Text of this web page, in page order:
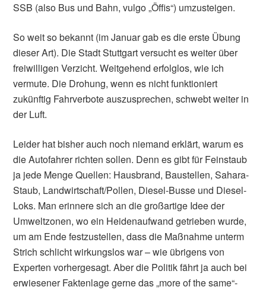
SSB (also Bus und Bahn, vulgo „Öffis“) umzusteigen.
So weit so bekannt (im Januar gab es die erste Übung
dieser Art). Die Stadt Stuttgart versucht es weiter über
freiwilligen Verzicht. Weitgehend erfolglos, wie ich
vermute. Die Drohung, wenn es nicht funktioniert
zukünftig Fahrverbote auszusprechen, schwebt weiter in
der Luft.
Leider hat bisher auch noch niemand erklärt, warum es
die Autofahrer richten sollen. Denn es gibt für Feinstaub
ja jede Menge Quellen: Hausbrand, Baustellen, Sahara-
Staub, Landwirtschaft/Pollen, Diesel-Busse und Diesel-
Loks. Man erinnere sich an die großartige Idee der
Umweltzonen, wo ein Heidenaufwand getrieben wurde,
um am Ende festzustellen, dass die Maßnahme unterm
Strich schlicht wirkungslos war – wie übrigens von
Experten vorhergesagt. Aber die Politik fährt ja auch bei
erwiesener Faktenlage gerne das „more of the same“-